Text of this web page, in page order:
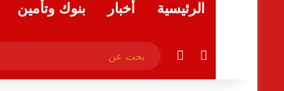
الرئيسية أخبار بنوك وتأمين
فيسبوكملخص الموقع RSS